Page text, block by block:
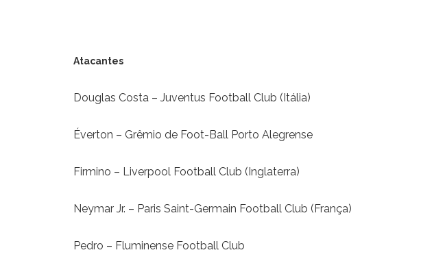
Atacantes
Douglas Costa – Juventus Football Club (Itália)
Éverton – Grêmio de Foot-Ball Porto Alegrense
Firmino – Liverpool Football Club (Inglaterra)
Neymar Jr. – Paris Saint-Germain Football Club (França)
Pedro – Fluminense Football Club